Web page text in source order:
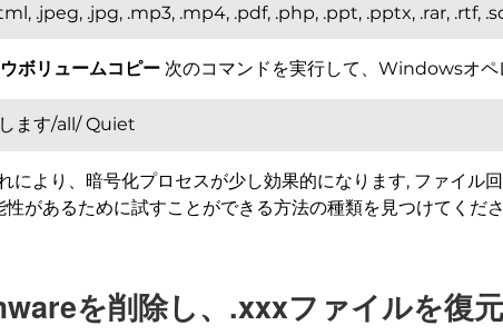
.jpeg, .jpg, .mp3, .mp4, .pdf, .php, .ppt, .pptx, .rar, .rtf,
ボリュームコピー 次のコマンドを実行して、Windowsオペ
ます/all/ Quiet
により、暗号化プロセスが少し効果的になります, ファイル
があるために試すことができる方法の種類を見つけてくだ
を削除し、.xxxファイルを復